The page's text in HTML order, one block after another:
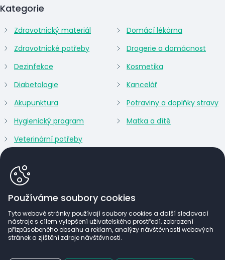
Používáme soubory cookies
Tyto webové stránky používají soubory cookies a další sledovací
nástroje s cílem vylepšení uživatelského prostředí, zobrazení
přizpůsobeného obsahu a reklam, analýzy návštěvnosti webových
stránek a zjištění zdroje návštěvnosti.
Kategorie
Zdravotnický materiál
Zdravotnické potřeby
Dezinfekce
Diabetologie
Akupunktura
Hygienický program
Veterinární potřeby
Domácí lékárna
Drogerie a domácnost
Kosmetika
Kancelář
Potraviny a doplňky stravy
Matka a dítě